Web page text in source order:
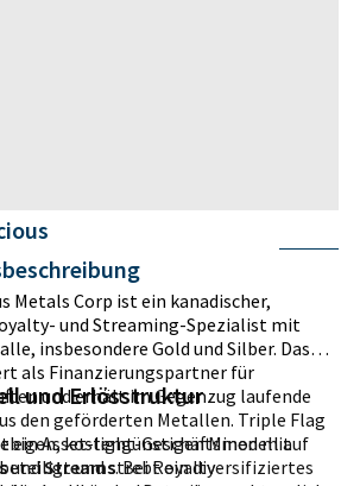
Metals Corp ist ein kanadischer,
und Streaming-Spezialist mit
insbesondere Gold und Silber. Das
als Finanzierungspartner für
und erhält im Gegenzug laufende
den geförderten Metallen. Triple Flag
kostengünstigen Minen mit
und strebt ein diversifiziertes
und Erlösstruktur
ein Asset-light-Geschäftsmodell auf
undStreams. Bei Royalty-